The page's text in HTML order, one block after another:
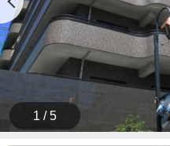
1 / 5